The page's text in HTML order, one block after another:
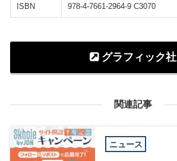
ISBN 978-4-7661-2964-9 C3070
グラフィック社
関連記事
ニュース